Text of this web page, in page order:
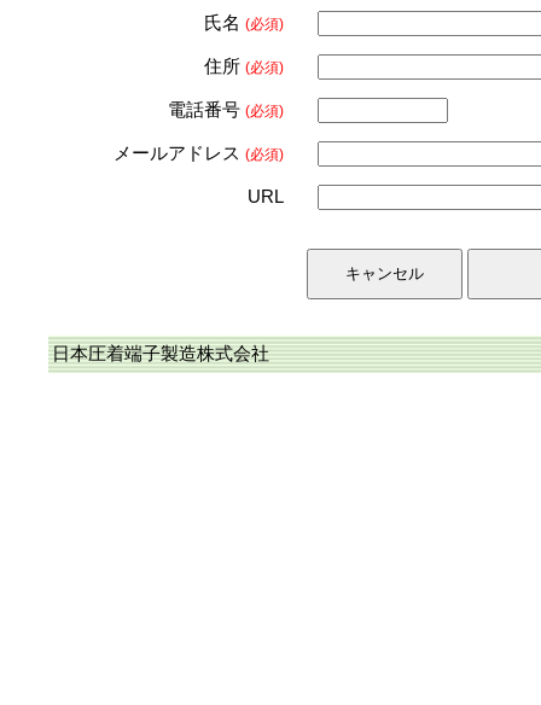
氏名 (必須)
住所 (必須)
電話番号 (必須)
メールアドレス (必須)
URL
日本圧着端子製造株式会社